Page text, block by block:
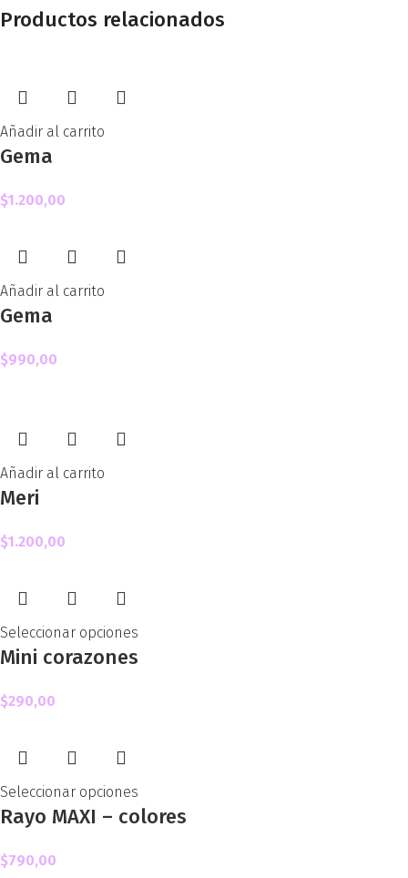
Productos relacionados
Añadir al carrito
Gema
$1.200,00
Añadir al carrito
Gema
$990,00
Añadir al carrito
Meri
$1.200,00
Seleccionar opciones
Mini corazones
$290,00
Seleccionar opciones
Rayo MAXI – colores
$790,00